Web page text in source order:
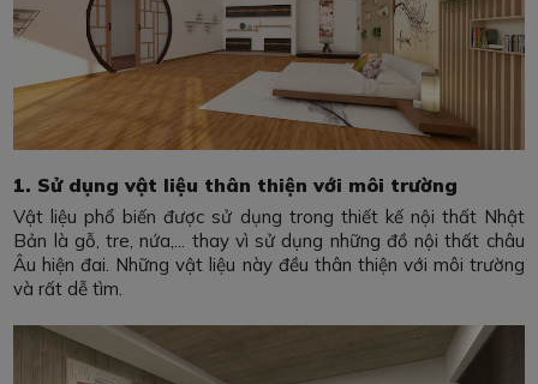
1. Sử dụng vật liệu thân thiện với môi trường
Vật liệu phổ biến được sử dụng trong thiết kế nội thất Nhật
Bản là gỗ, tre, nứa,... thay vì sử dụng những đồ nội thất châu
Âu hiện đai. Những vật liệu này đều thân thiện với môi trường
và rất dễ tìm.